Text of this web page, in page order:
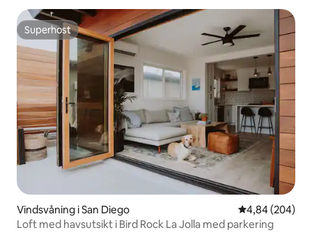
Superhost
Superhost
Vindsvåning i San Diego 4,84 av 5 i
4,84 (204)
Loft med havsutsikt i Bird Rock La Jolla med parkering